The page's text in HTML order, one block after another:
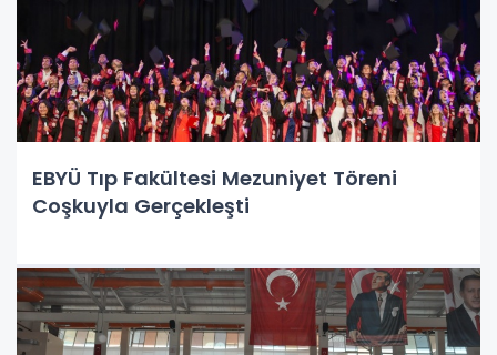
EBYÜ Tıp Fakültesi Mezuniyet Töreni
Coşkuyla Gerçekleşti